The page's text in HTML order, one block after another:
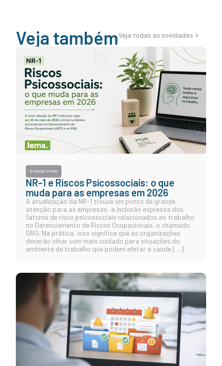
Veja tambémVeja todas as novidades
3 MESES ATRÁS
NR-1 e Riscos Psicossociais: o que
muda para as empresas em 2026
A atualização da NR-1 trouxe um ponto de grande
atenção para as empresas: a inclusão expressa dos
fatores de risco psicossociais relacionados ao trabalho
no Gerenciamento de Riscos Ocupacionais, o chamado
GRO. Na prática, isso significa que as organizações
deverão olhar com mais cuidado para situações do
ambiente de trabalho que podem afetar a saúde […]